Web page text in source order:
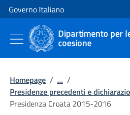
Vai al contenuto
Vai alla navigazione del sito
Governo Italiano
Dipartimento per
coesione
Homepage / ... /
Presidenze precedenti e
Presidenza Croata 2015-2016